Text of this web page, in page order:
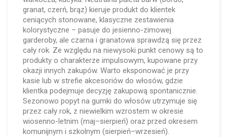
granat, czerń, brąz) kieruje produkt do klientek
ceniących stonowane, klasyczne zestawienia
kolorystyczne – pasuje do jesienno-zimowej
garderoby, ale czarna i granatowa sprawdzą się przez
cały rok. Ze względu na niewysoki punkt cenowy są to
produkty o charakterze impulsowym, kupowane przy
okazji innych zakupów. Warto eksponować je przy
kasie lub w strefie akcesoriów do włosów, gdzie
klientka podejmuje decyzję zakupową spontanicznie.
Sezonowo popyt na gumki do włosów utrzymuje się
przez cały rok, z niewielkim wzrostem w okresie
wiosenno-letnim (maj–sierpień) oraz przed okresem
komunijnym i szkolnym (sierpień–wrzesień).